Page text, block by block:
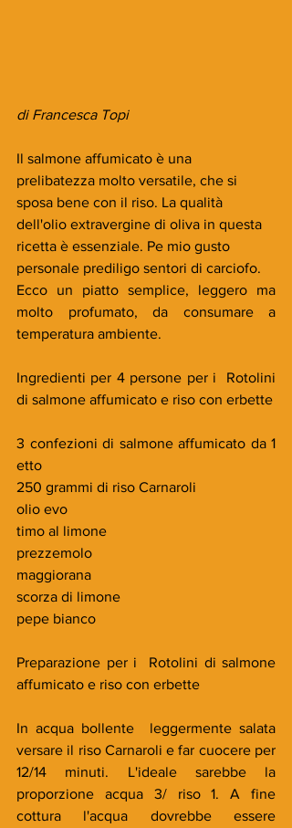
di Francesca Topi
Il salmone affumicato è una
prelibatezza molto versatile, che si
sposa bene con il riso. La qualità
dell'olio extravergine di oliva in questa
ricetta è essenziale. Pe mio gusto
personale prediligo sentori di carciofo.
Ecco un piatto semplice, leggero ma
molto profumato, da consumare a
temperatura ambiente.
Ingredienti per 4 persone per i  Rotolini
di salmone affumicato e riso con erbette
3 confezioni di salmone affumicato da 1
etto
250 grammi di riso Carnaroli
olio evo
timo al limone
prezzemolo
maggiorana
scorza di limone
pepe bianco
Preparazione per i  Rotolini di salmone
affumicato e riso con erbette
In acqua bollente  leggermente salata
versare il riso Carnaroli e far cuocere per
12/14 minuti. L'ideale sarebbe la
proporzione acqua 3/ riso 1. A fine
cottura l'acqua dovrebbe essere